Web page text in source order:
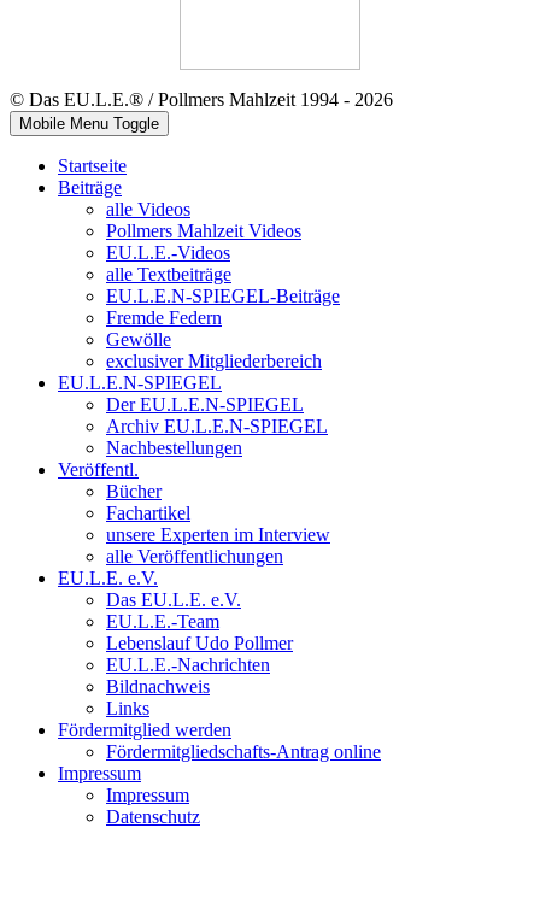
© Das EU.L.E.® / Pollmers Mahlzeit 1994 - 2026
Mobile Menu Toggle
Startseite
Beiträge
alle Videos
Pollmers Mahlzeit Videos
EU.L.E.-Videos
alle Textbeiträge
EU.L.E.N-SPIEGEL-Beiträge
Fremde Federn
Gewölle
exclusiver Mitgliederbereich
EU.L.E.N-SPIEGEL
Der EU.L.E.N-SPIEGEL
Archiv EU.L.E.N-SPIEGEL
Nachbestellungen
Veröffentl.
Bücher
Fachartikel
unsere Experten im Interview
alle Veröffentlichungen
EU.L.E. e.V.
Das EU.L.E. e.V.
EU.L.E.-Team
Lebenslauf Udo Pollmer
EU.L.E.-Nachrichten
Bildnachweis
Links
Fördermitglied werden
Fördermitgliedschafts-Antrag online
Impressum
Impressum
Datenschutz